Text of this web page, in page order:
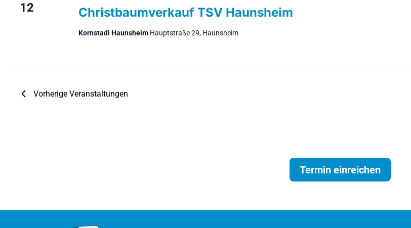
12 Christbaumverkauf TSV Haunsheim
Kornstadl Haunsheim Hauptstraße 29, Haunsheim
Vorherige Veranstaltungen
Termin einreichen